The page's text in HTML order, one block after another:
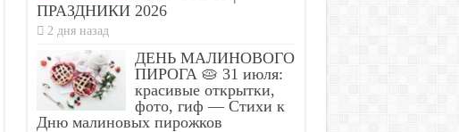
ПРАЗДНИКИ 2026
2 дня назад
ДЕНЬ МАЛИНОВОГО
ПИРОГА 🥧 31 июля:
красивые открытки,
фото, гиф — Стихи к
Дню малиновых пирожков